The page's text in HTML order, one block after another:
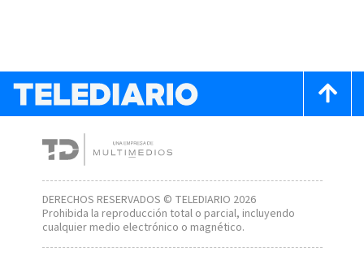
DERECHOS RESERVADOS © TELEDIARIO 2026
Prohibida la reproducción total o parcial, incluyendo
cualquier medio electrónico o magnético.